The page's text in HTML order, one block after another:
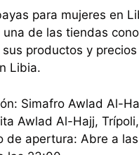
para mujeres en
una de las tiendas
productos y precios
Libia.
Simafro Awlad Al-
Awlad Al-Hajj,
de apertura: Abre a